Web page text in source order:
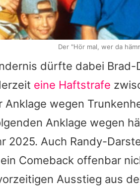
dürfte dabei Brad-
eine Haftstrafe
Anklage wegen
Anklage wegen
2025. Auch Randy-
Comeback offenbar
Ausstieg aus
Der "Hör mal, wer da